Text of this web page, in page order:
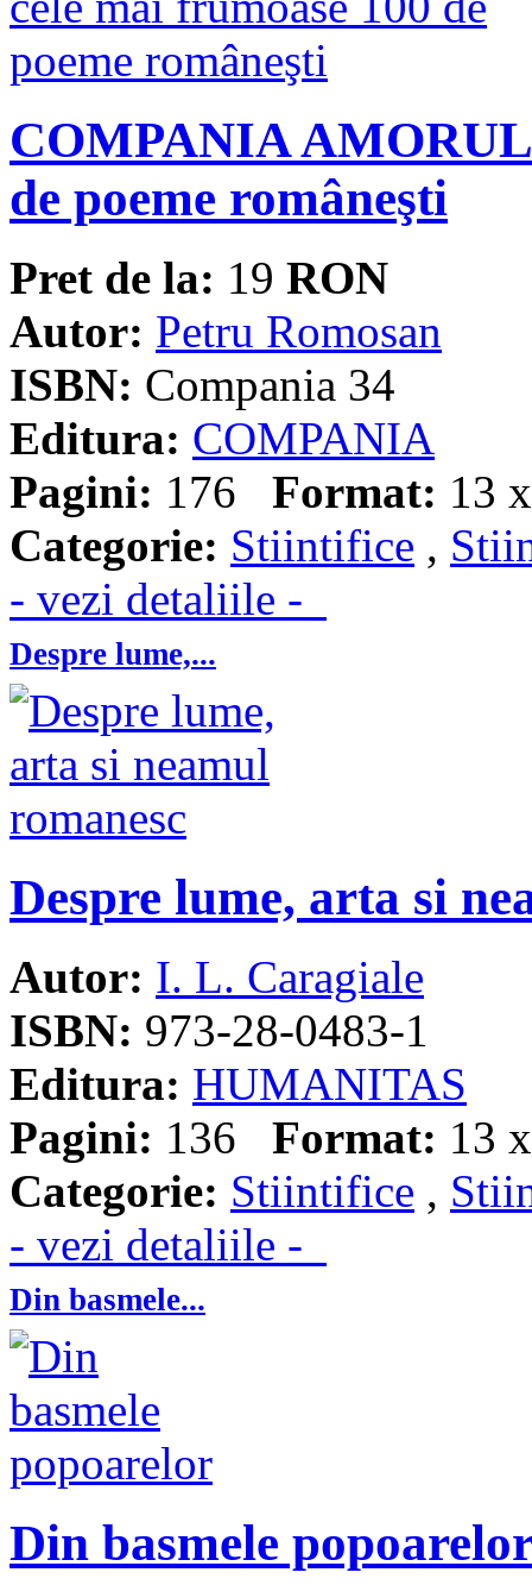
COMPANIA
de poeme româneşti
Pret de la: 19 RON
Autor: Petru Romosan
ISBN: Compania 34
Editura: COMPANIA
Pagini: 176 Format: 13
Categorie: Stiintifice ,
- vezi detaliile -
Despre lume,...
Despre lume, arta si
Autor: I. L. Caragiale
ISBN: 973-28-0483-1
Editura: HUMANITAS
Pagini: 136 Format: 13
Categorie: Stiintifice ,
- vezi detaliile -
Din basmele...
Din basmele